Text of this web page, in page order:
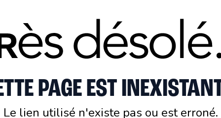
PAGE EST
Le lien utilisé n'existe pas ou est erroné.